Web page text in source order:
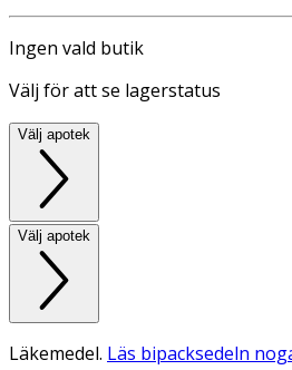
Ingen vald butik
Välj för att se lagerstatus
Välj apotek
Välj apotek
Läkemedel. Läs bipacksedeln